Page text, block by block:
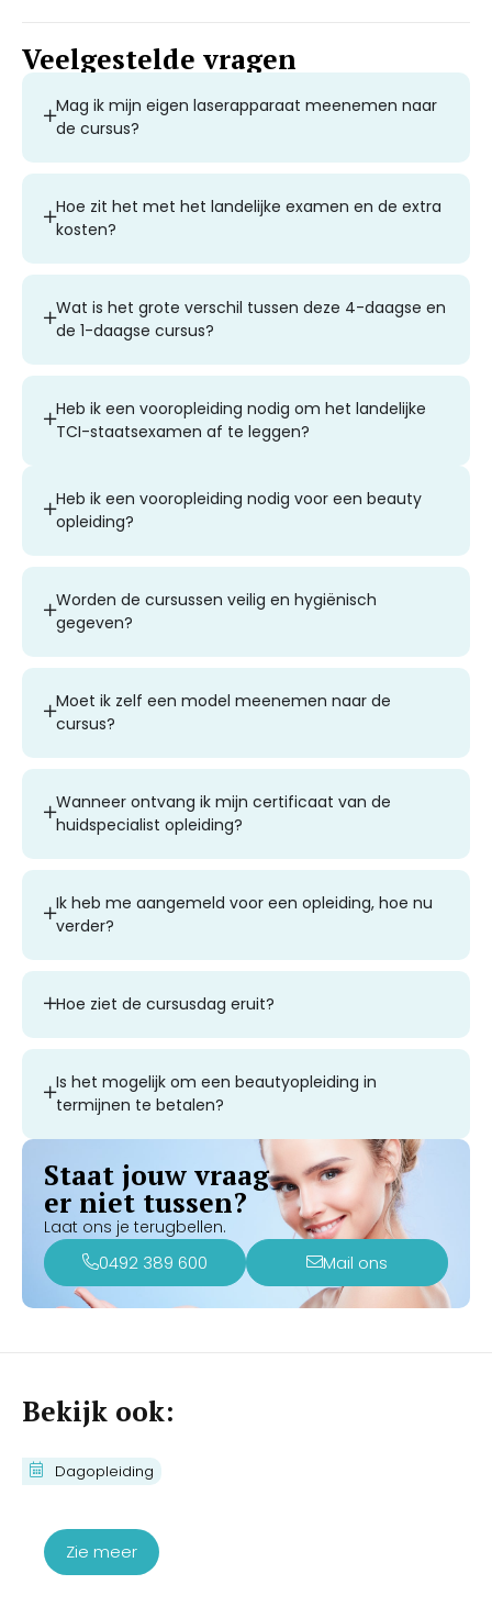
Veelgestelde vragen
Mag ik mijn eigen laserapparaat meenemen naar
de cursus?
Hoe zit het met het landelijke examen en de extra
kosten?
Wat is het grote verschil tussen deze 4-daagse en
de 1-daagse cursus?
Heb ik een vooropleiding nodig om het landelijke
TCI-staatsexamen af te leggen?
Heb ik een vooropleiding nodig voor een beauty
opleiding?
Worden de cursussen veilig en hygiënisch
gegeven?
Moet ik zelf een model meenemen naar de
cursus?
Wanneer ontvang ik mijn certificaat van de
huidspecialist opleiding?
Ik heb me aangemeld voor een opleiding, hoe nu
verder?
Hoe ziet de cursusdag eruit?
Is het mogelijk om een beautyopleiding in
termijnen te betalen?
Staat jouw vraag
er niet tussen?
Laat ons je terugbellen.
0492 389 600 Mail ons
Bekijk ook:
Dagopleiding
Cursus Couperose Verwijderen met
de IPL
Zie meer